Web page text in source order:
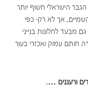
הישראלי חשוף יותר
אך לא רק- כפי
מבעד לחלונות בנייני
חותם עמוק ואכזרי בעור
ורעננים ….